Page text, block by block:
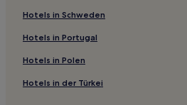
Luxem Hotels
Hotels nahe Bahnhof Dernau
Hotels nahe Schloss Bürresheim
Ringen Hotels
Hotels in Schweden
Hotels in Portugal
Hotels in Polen
Hotels in der Türkei